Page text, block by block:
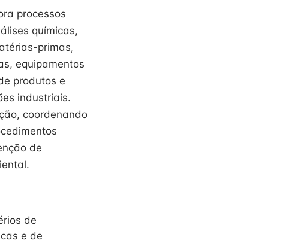
processos
químicas,
primas,
equipamentos
produtos e
industriais.
coordenando
de
de
e de